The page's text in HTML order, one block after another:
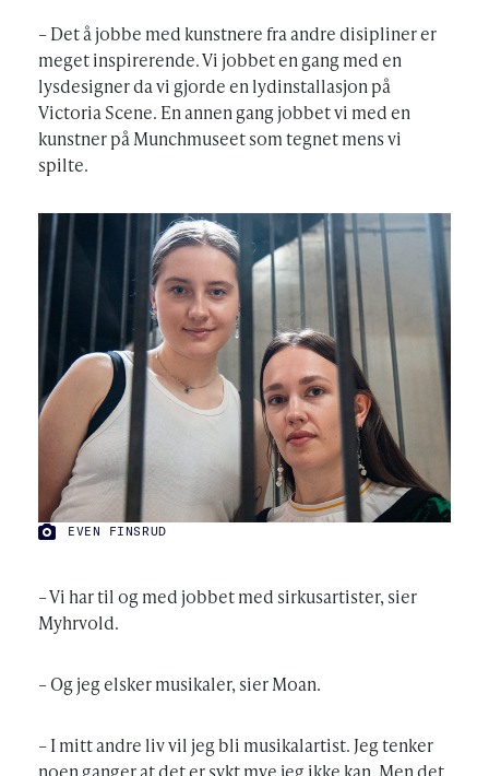
– Det å jobbe med kunstnere fra andre disipliner er
meget inspirerende. Vi jobbet en gang med en
lysdesigner da vi gjorde en lydinstallasjon på
Victoria Scene. En annen gang jobbet vi med en
kunstner på Munchmuseet som tegnet mens vi
spilte.
FOTO:
EVEN FINSRUD
– Vi har til og med jobbet med sirkusartister, sier
Myhrvold.
– Og jeg elsker musikaler, sier Moan.
– I mitt andre liv vil jeg bli musikalartist. Jeg tenker